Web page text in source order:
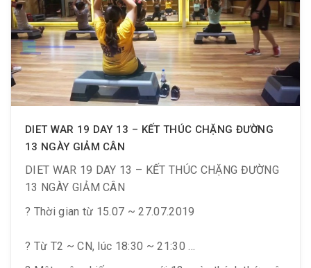
DIET WAR 19 DAY 13 – KẾT THÚC CHẶNG ĐƯỜNG
13 NGÀY GIẢM CÂN
DIET WAR 19 DAY 13 – KẾT THÚC CHẶNG ĐƯỜNG
13 NGÀY GIẢM CÂN
? Thời gian từ 15.07 ~ 27.07.2019
? Từ T2 ~ CN, lúc 18:30 ~ 21:30